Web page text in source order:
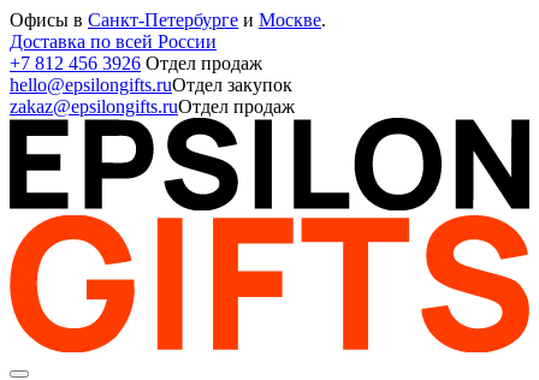
Офисы в Санкт-Петербурге и Москве.
Доставка по всей России
+7 812 456 3926 Отдел продаж
hello@epsilongifts.ruОтдел закупок
zakaz@epsilongifts.ruОтдел продаж